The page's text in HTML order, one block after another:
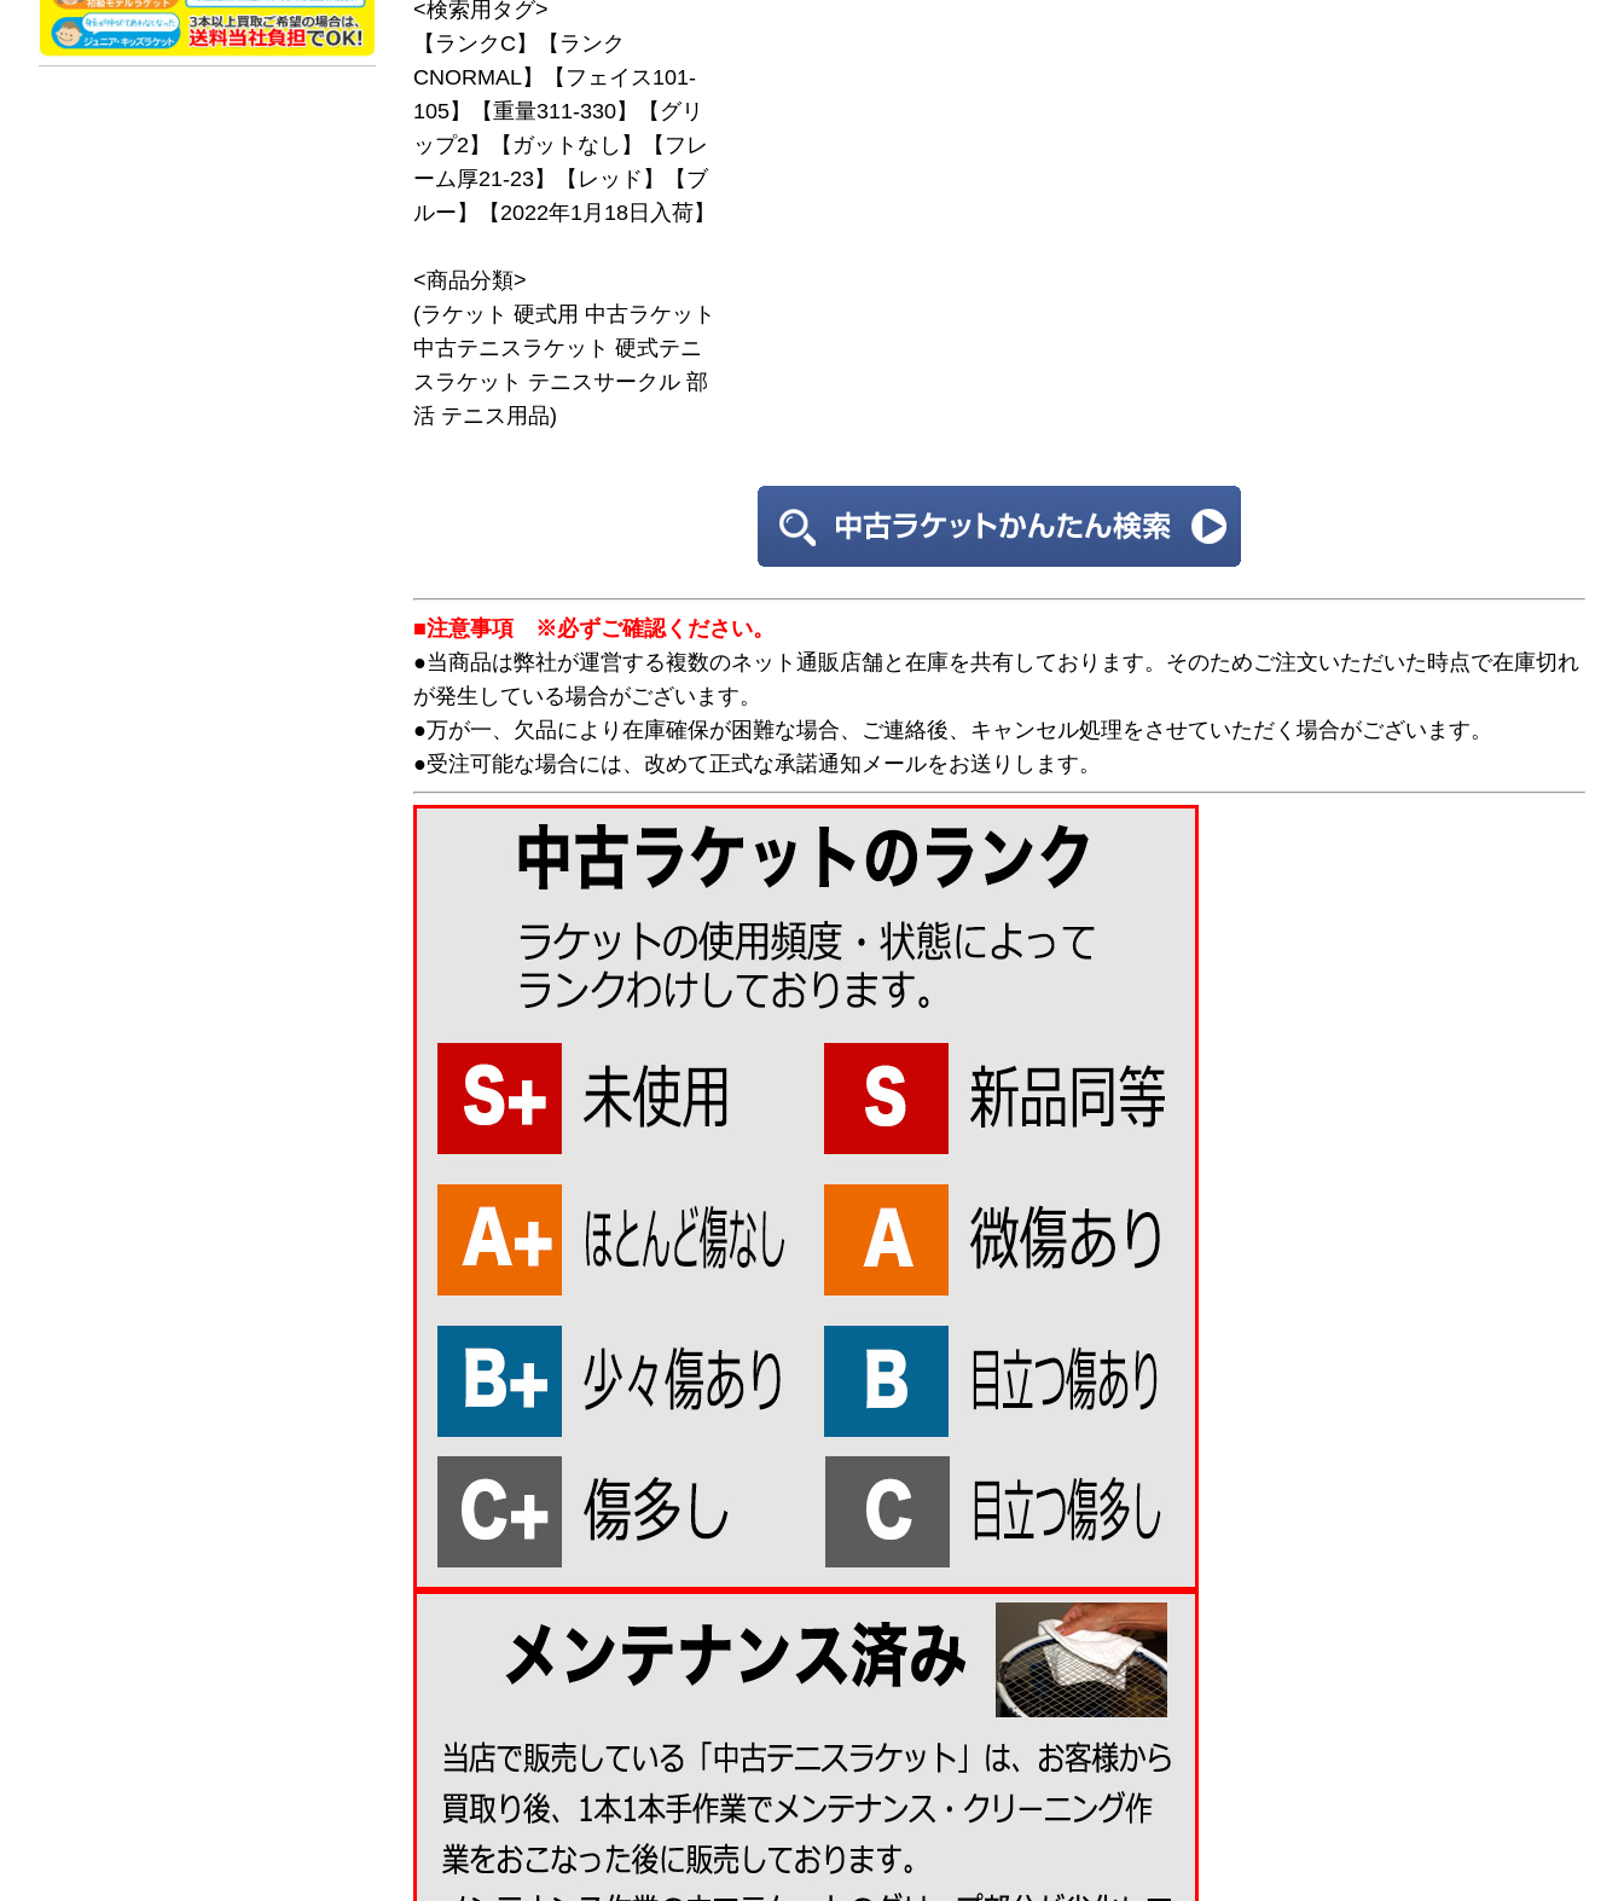
<検索用タグ>
【ランクC】【ランク
CNORMAL】【フェイス101-
105】【重量311-330】【グリ
ップ2】【ガットなし】【フレ
ーム厚21-23】【レッド】【ブ
ルー】【2022年1月18日入荷】
<商品分類>
(ラケット 硬式用 中古ラケット
中古テニスラケット 硬式テニ
スラケット テニスサークル 部
活 テニス用品)
■注意事項 ※必ずご確認ください。
●当商品は弊社が運営する複数のネット通販店舗と在庫を共有しております。そのためご注文いただいた時点で在庫切れ
が発生している場合がございます。
●万が一、欠品により在庫確保が困難な場合、ご連絡後、キャンセル処理をさせていただく場合がございます。
●受注可能な場合には、改めて正式な承諾通知メールをお送りします。